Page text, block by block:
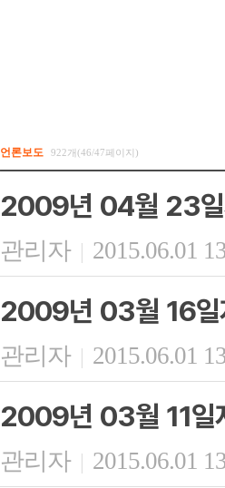
언론보도 922개(46/47페이지)
2009년 04월 23일
관리자 | 2015.06.01
2009년 03월 16일
관리자 | 2015.06.01
2009년 03월 11일
관리자 | 2015.06.01